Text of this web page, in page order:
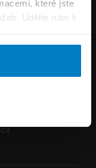
které jste
Udělte nám k